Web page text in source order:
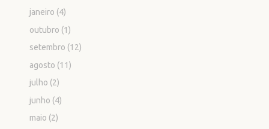
janeiro (4)
outubro (1)
setembro (12)
agosto (11)
julho (2)
junho (4)
maio (2)